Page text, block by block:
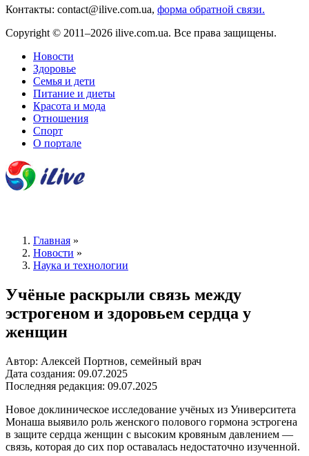
Контакты: contact@ilive.com.ua, форма обратной связи.
Copyright © 2011–2026 ilive.com.ua. Все права защищены.
Новости
Здоровье
Семья и дети
Питание и диеты
Красота и мода
Отношения
Спорт
О портале
Главная »
Новости »
Наука и технологии
Учёные раскрыли связь между
эстрогеном и здоровьем сердца у
женщин
Автор: Алексей Портнов, семейный врач
Дата создания: 09.07.2025
Последняя редакция: 09.07.2025
Новое доклиническое исследование учёных из Университета
Монаша выявило роль женского полового гормона эстрогена
в защите сердца женщин с высоким кровяным давлением —
связь, которая до сих пор оставалась недостаточно изученной.